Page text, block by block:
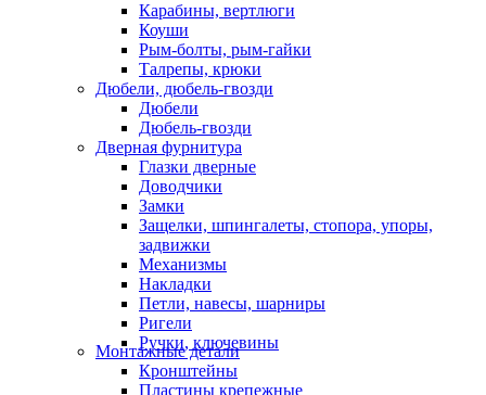
Карабины, вертлюги
Коуши
Рым-болты, рым-гайки
Талрепы, крюки
Дюбели, дюбель-гвозди
Дюбели
Дюбель-гвозди
Дверная фурнитура
Глазки дверные
Доводчики
Замки
Защелки, шпингалеты, стопора, упоры,
задвижки
Механизмы
Накладки
Петли, навесы, шарниры
Ригели
Ручки, ключевины
Монтажные детали
Кронштейны
Пластины крепежные